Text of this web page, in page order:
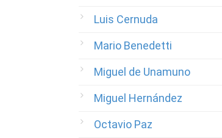
Luis Cernuda
Mario Benedetti
Miguel de Unamuno
Miguel Hernández
Octavio Paz